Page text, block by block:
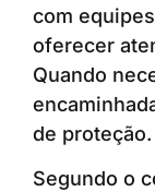
com
oferecer
Quando
de proteção.
Segundo o